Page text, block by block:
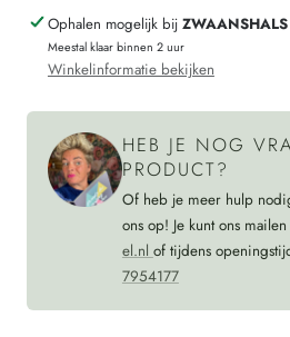
van
wolfleece
wol
BOSGROEN
heren
van
wol
BOSGROEN
Ophalen mogelijk bij
Meestal klaar binnen 2 uur
Winkelinformatie bekijken
HEB JE NOG
PRODUCT?
Of heb je meer hulp
ons op! Je kunt ons
el.nl of tijdens
7954177